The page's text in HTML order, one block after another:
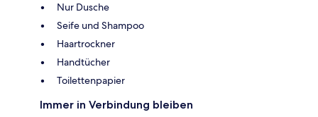
Nur Dusche
Seife und Shampoo
Haartrockner
Handtücher
Toilettenpapier
Immer in Verbindung bleiben